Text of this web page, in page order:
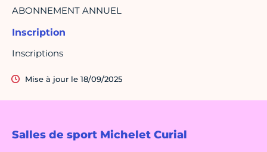
Salles de sport Michelet Curial
ABONNEMENT ANNUEL
Inscription
Inscriptions
Mise à jour le 18/09/2025